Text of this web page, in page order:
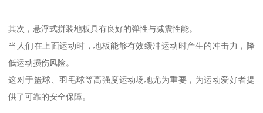
其次，悬浮式拼装地板具有良好的弹性与减震性能。
当人们在上面运动时，地板能够有效缓冲运动时产生的冲击力，降
低运动损伤风险。
这对于篮球、羽毛球等高强度运动场地尤为重要，为运动爱好者提
供了可靠的安全保障。